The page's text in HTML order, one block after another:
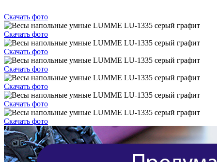
Скачать фото
Скачать фото
Скачать фото
Скачать фото
Скачать фото
Скачать фото
Скачать фото